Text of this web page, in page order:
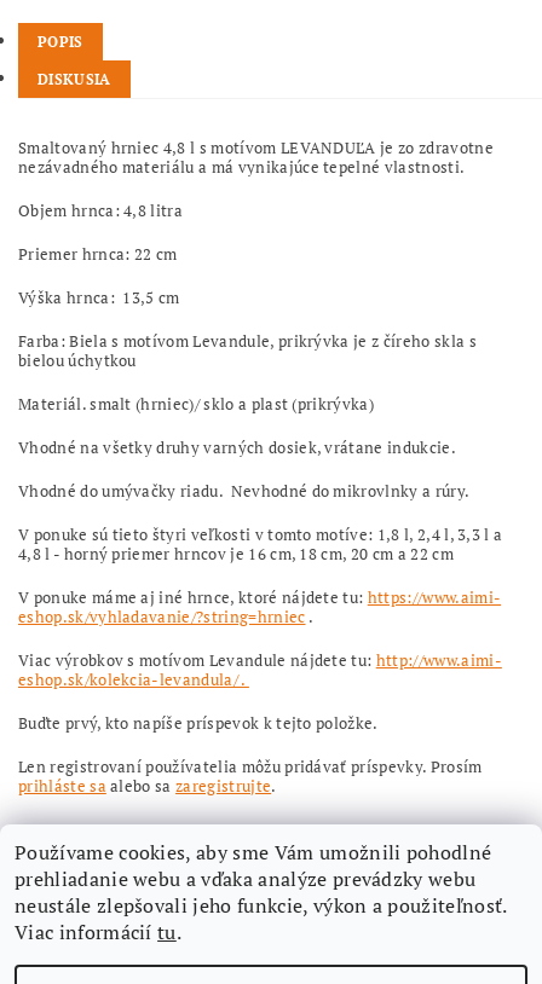
POPIS
DISKUSIA
Smaltovaný hrniec 4,8 l s motívom LEVANDUĽA je zo zdravotne
nezávadného materiálu a má vynikajúce tepelné vlastnosti.
Objem hrnca: 4,8 litra
Priemer hrnca: 22 cm
Výška hrnca: 13,5 cm
Farba: Biela s motívom Levandule, prikrývka je z číreho skla s
bielou úchytkou
Materiál. smalt (hrniec)/ sklo a plast (prikrývka)
Vhodné na všetky druhy varných dosiek, vrátane indukcie.
Vhodné do umývačky riadu. Nevhodné do mikrovlnky a rúry.
V ponuke sú tieto štyri veľkosti v tomto motíve: 1,8 l, 2,4 l, 3,3 l a
4,8 l - horný priemer hrncov je 16 cm, 18 cm, 20 cm a 22 cm
V ponuke máme aj iné hrnce, ktoré nájdete tu: https://www.aimi-
eshop.sk/vyhladavanie/?string=hrniec .
Viac výrobkov s motívom Levandule nájdete tu: http://www.aimi-
eshop.sk/kolekcia-levandula/ .
Buďte prvý, kto napíše príspevok k tejto položke.
Len registrovaní používatelia môžu pridávať príspevky. Prosím
prihláste saalebo sazaregistrujte.
Nájdete nás aj na Facebooku
Používame cookies, aby sme Vám umožnili pohodlné
prehliadanie webu a vďaka analýze prevádzky webu
neustále zlepšovali jeho funkcie, výkon a použiteľnosť.
Viac informáciítu.